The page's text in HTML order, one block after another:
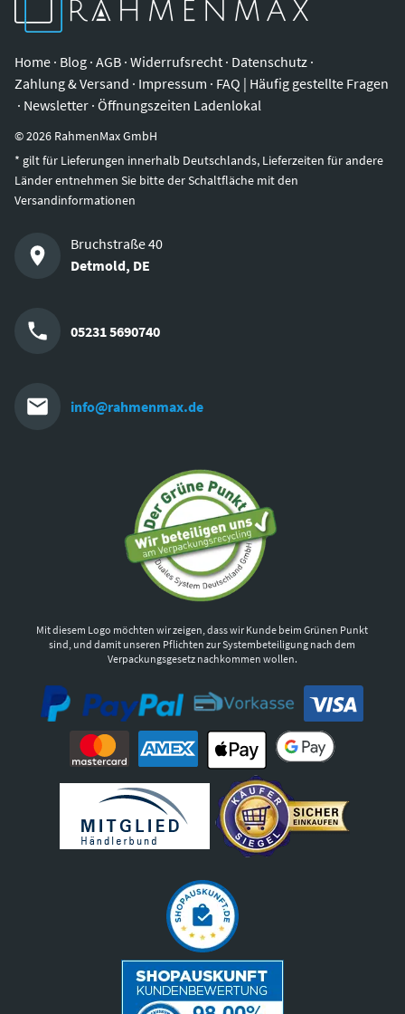
Home · Blog · AGB · Widerrufsrecht · Datenschutz ·
Zahlung & Versand · Impressum · FAQ | Häufig gestellte Fragen
· Newsletter · Öffnungszeiten Ladenlokal
©2026 RahmenMax GmbH
* gilt für Lieferungen innerhalb Deutschlands, Lieferzeiten für andere
Länder entnehmen Sie bitte der Schaltfläche mit den
Versandinformationen
Bruchstraße 40
Detmold, DE
05231 5690740
info@rahmenmax.de
Mit diesem Logo möchten wir zeigen, dass wir Kunde beim Grünen Punkt
sind, und damit unseren Pflichten zur Systembeteiligung nach dem
Verpackungsgesetz nachkommen wollen.